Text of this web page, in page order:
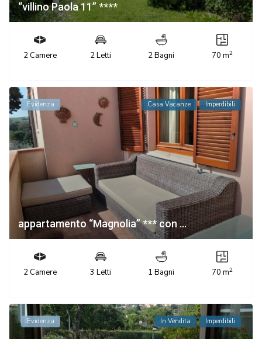
“villino Paola 11” ****
2 Camere 2 Letti 2 Bagni 70 m2
Evidenza Casa Vacanze Imperdibili
appartamento “Magnolia” *** con ...
2 Camere 3 Letti 1 Bagni 70 m2
Evidenza In Vendita Imperdibili